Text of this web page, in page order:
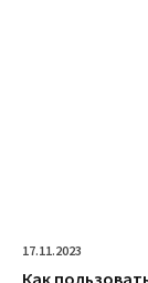
17.11.2023